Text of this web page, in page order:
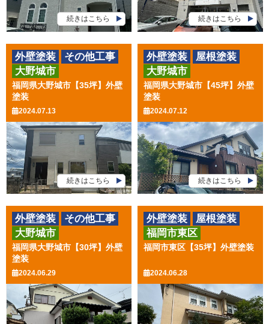
続きはこちら 続きはこちら
福岡県大野城市【35坪】外壁
塗装
2024.07.13
続きはこちら
外壁塗装
その他工事
大野城市
福岡県大野城市【45坪】外壁
塗装
2024.07.12
続きはこちら
外壁塗装
屋根塗装
その他工事
大野城市
福岡県大野城市【30坪】外壁
塗装
2024.06.29
外壁塗装
その他工事
大野城市
福岡市東区【35坪】外壁塗装
2024.06.28
外壁塗装
屋根塗装
その他工事
福岡市東区